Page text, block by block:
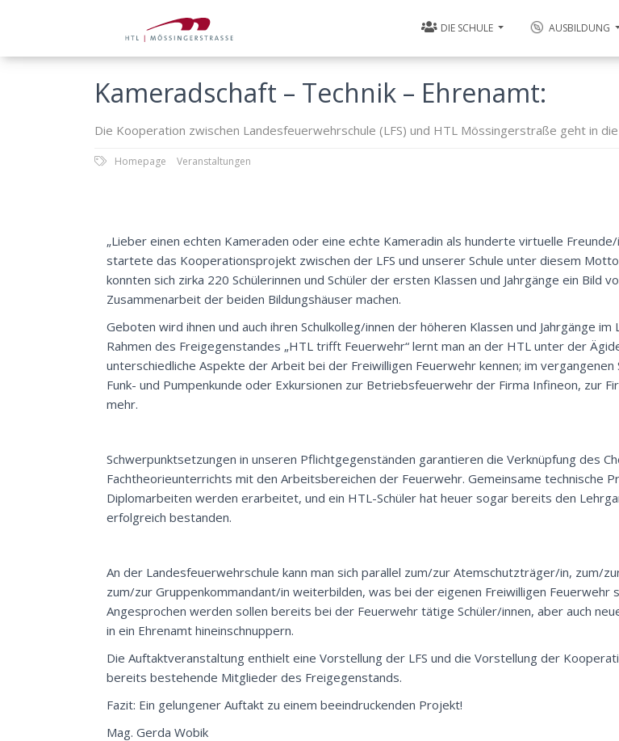
DIE SCHULE AUSBILDUNG
Kameradschaft – Technik – Ehrenamt:
Die Kooperation zwischen Landesfeuerwehrschule (LFS) und HTL Mössingerstraße geht in die
Homepage Veranstaltungen
„Lieber einen echten Kameraden oder eine echte Kameradin als hunderte virtuelle
startete das Kooperationsprojekt zwischen der LFS und unserer Schule unter diesem
konnten sich zirka 220 Schülerinnen und Schüler der ersten Klassen und Jahrgänge ein Bild
Zusammenarbeit der beiden Bildungshäuser machen.
Geboten wird ihnen und auch ihren Schulkolleg/innen der höheren Klassen und Jahrgänge im
Rahmen des Freigegenstandes „HTL trifft Feuerwehr“ lernt man an der HTL unter der
unterschiedliche Aspekte der Arbeit bei der Freiwilligen Feuerwehr kennen; im vergangenen
Funk- und Pumpenkunde oder Exkursionen zur Betriebsfeuerwehr der Firma Infineon, zur
mehr.
Schwerpunktsetzungen in unseren Pflichtgegenständen garantieren die Verknüpfung des
Fachtheorieunterrichts mit den Arbeitsbereichen der Feuerwehr. Gemeinsame technische
Diplomarbeiten werden erarbeitet, und ein HTL-Schüler hat heuer sogar bereits den
erfolgreich bestanden.
An der Landesfeuerwehrschule kann man sich parallel zum/zur Atemschutzträger/in, zum/
zum/zur Gruppenkommandant/in weiterbilden, was bei der eigenen Freiwilligen Feuerwehr
Angesprochen werden sollen bereits bei der Feuerwehr tätige Schüler/innen, aber auch
in ein Ehrenamt hineinschnuppern.
Die Auftaktveranstaltung enthielt eine Vorstellung der LFS und die Vorstellung der
bereits bestehende Mitglieder des Freigegenstands.
Fazit: Ein gelungener Auftakt zu einem beeindruckenden Projekt!
Mag. Gerda Wobik